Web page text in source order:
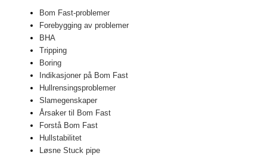
Bom Fast-problemer
Forebygging av problemer
BHA
Tripping
Boring
Indikasjoner på Bom Fast
Hullrensingsproblemer
Slamegenskaper
Årsaker til Bom Fast
Forstå Bom Fast
Hullstabilitet
Løsne Stuck pipe